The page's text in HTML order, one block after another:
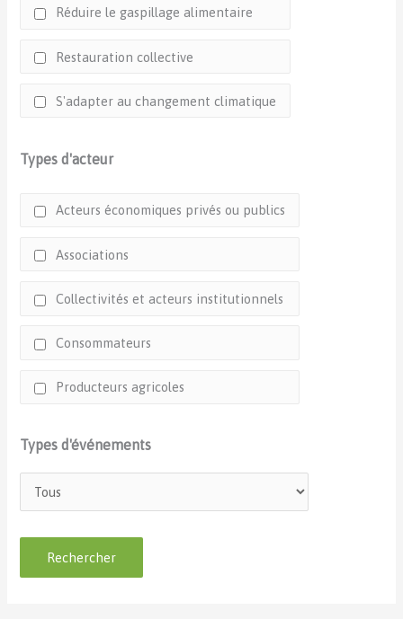
Réduire le gaspillage alimentaire
Restauration collective
S'adapter au changement climatique
Types d'acteur
Acteurs économiques privés ou publics
Associations
Collectivités et acteurs institutionnels
Consommateurs
Producteurs agricoles
Types d'événements